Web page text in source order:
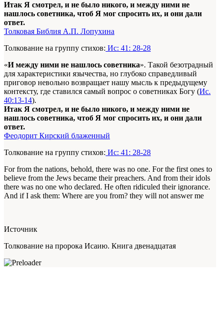
Итак Я смотрел, и не было никого, и между ними не
нашлось советника, чтоб Я мог спросить их, и они дали
ответ.
Толковая Библия А.П. Лопухина
Толкование на группу стихов: Ис: 41: 28-28
«И между ними не нашлось советника». Такой безотрадный
для характеристики язычества, но глубоко справедливый
приговор невольно возвращает нашу мысль к предыдущему
контексту, где ставился самый вопрос о советниках Богу (Ис.
40:13-14).
Итак Я смотрел, и не было никого, и между ними не
нашлось советника, чтоб Я мог спросить их, и они дали
ответ.
Феодорит Кирский блаженный
Толкование на группу стихов: Ис: 41: 28-28
For from the nations, behold, there was no one. For the first ones to
believe from the Jews became their preachers. And from their idols
there was no one who declared. He often ridiculed their ignorance.
And if I ask them: Where are you from? they will not answer me
Источник
Толкование на пророка Исаию. Книга двенадцатая